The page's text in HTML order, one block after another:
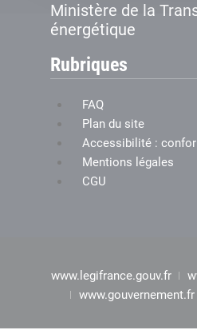
Ministère de la
énergétique
Rubriques
FAQ
Plan du site
Accessibilité :
Mentions légales
CGU
www.legifrance.gouv.fr
www.gouvernement.fr